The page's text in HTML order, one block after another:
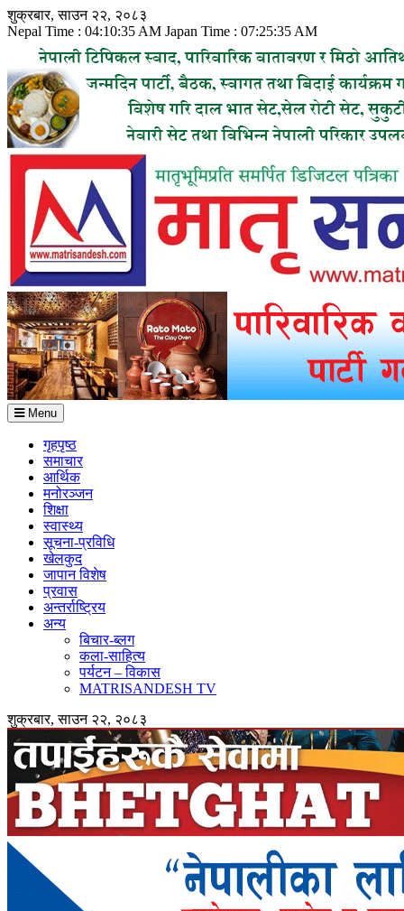
Skip
to
content
शुक्रबार, साउन २२, २०८३
Nepal Time : 04:10:37 AM Japan Time : 07:25:37 AM
Menu
गृहपृष्ठ
समाचार
आर्थिक
मनोरञ्जन
शिक्षा
स्वास्थ्य
सूचना-प्रविधि
खेलकुद
जापान विशेष
प्रवास
अन्तर्राष्ट्रिय
अन्य
बिचार-ब्लग
कला-साहित्य
पर्यटन – विकास
MATRISANDESH TV
शुक्रबार, साउन २२, २०८३